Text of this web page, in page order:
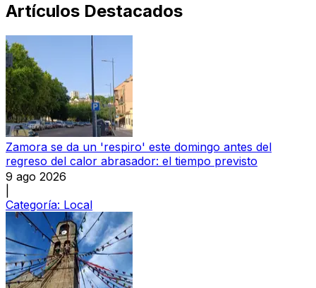
Artículos Destacados
Zamora se da un 'respiro' este domingo antes del
regreso del calor abrasador: el tiempo previsto
9 ago 2026
Categoría: Local